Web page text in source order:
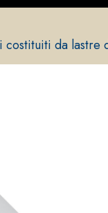
costituiti da